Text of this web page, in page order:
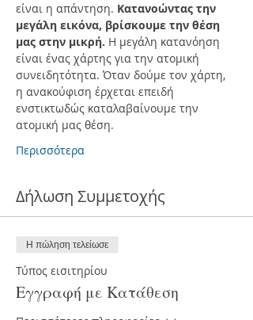
είναι η απάντηση. Κατανοώντας την
μεγάλη εικόνα, βρίσκουμε την θέση
μας στην μικρή. Η μεγάλη κατανόηση
είναι ένας χάρτης για την ατομική
συνειδητότητα. Όταν δούμε τον χάρτη,
η ανακούφιση έρχεται επειδή
ενστικτωδώς καταλαβαίνουμε την
ατομική μας θέση.
Περισσότερα
Δήλωση Συμμετοχής
Η πώληση τελείωσε
Τύπος εισιτηρίου
Εγγραφή με Κατάθεση